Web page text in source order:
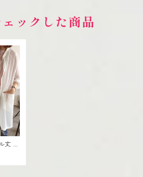
ックした商品
丈 韓